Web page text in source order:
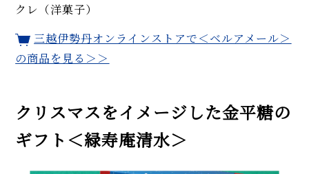
クレ（洋菓子）
三越伊勢丹オンラインストアで＜ベルアメール＞
の商品を見る＞＞
クリスマスをイメージした金平糖の
ギフト＜緑寿庵清水＞